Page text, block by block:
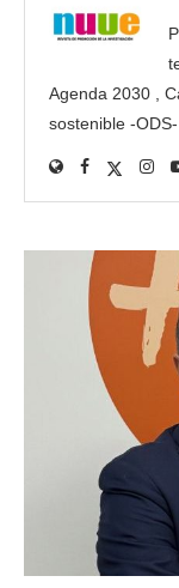
Agenda 2030 ,
sostenible -